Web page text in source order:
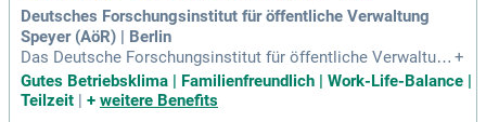
Deutsches Forschungsinstitut für öffentliche Verwaltung
Speyer (AöR) | Berlin
Das Deutsche Forschungsinstitut für öffentliche Verwaltung
(FÖV) sucht eine Forschungsreferentin oder einen Forschun
gsreferenten (m/w/d) am Hauptstandort Speyer oder in Berli
+
Gutes Betriebsklima | Familienfreundlich | Work-Life-Balance |
Teilzeit | + weitere Benefits